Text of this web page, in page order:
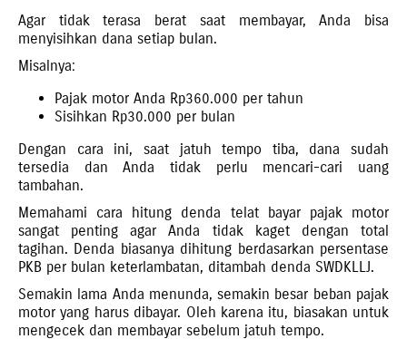
Agar tidak terasa berat saat membayar, Anda bisa
menyisihkan dana setiap bulan.
Misalnya:
Pajak motor Anda Rp360.000 per tahun
Sisihkan Rp30.000 per bulan
Dengan cara ini, saat jatuh tempo tiba, dana sudah
tersedia dan Anda tidak perlu mencari-cari uang
tambahan.
Memahami cara hitung denda telat bayar pajak motor
sangat penting agar Anda tidak kaget dengan total
tagihan. Denda biasanya dihitung berdasarkan persentase
PKB per bulan keterlambatan, ditambah denda SWDKLLJ.
Semakin lama Anda menunda, semakin besar beban pajak
motor yang harus dibayar. Oleh karena itu, biasakan untuk
mengecek dan membayar sebelum jatuh tempo.